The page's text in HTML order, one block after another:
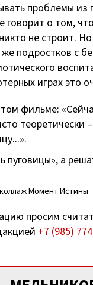
проблемы из
говорит о том,
не строит.
подростков с
играх это
фильме:
пуговицы», а
Момент Истины
просим
+7 (985)